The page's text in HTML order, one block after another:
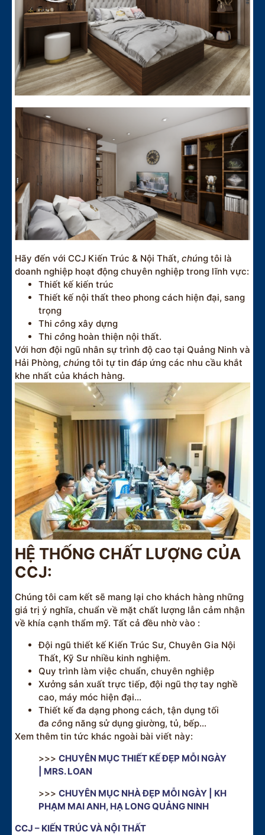
Hãy đến với CCJ Kiến Trúc & Nội Thất, chúng tôi là
doanh nghiệp hoạt động chuyên nghiệp trong lĩnh vực:
Thiết kế kiến trúc
Thiết kế nội thất theo phong cách hiện đại, sang
trọng
Thi công xây dựng
Thi công hoàn thiện nội thất.
Với hơn đội ngũ nhân sự trình độ cao tại Quảng Ninh và
Hải Phòng, chúng tôi tự tin đáp ứng các nhu cầu khắt
khe nhất của khách hàng.
HỆ THỐNG CHẤT LƯỢNG CỦA
CCJ:
Chúng tôi cam kết sẽ mang lại cho khách hàng những
giá trị ý nghĩa, chuẩn về mặt chất lượng lẫn cảm nhận
về khía cạnh thẩm mỹ. Tất cả đều nhờ vào :
Đội ngũ thiết kế Kiến Trúc Sư, Chuyên Gia Nội
Thất, Kỹ Sư nhiều kinh nghiệm.
Quy trình làm việc chuẩn, chuyên nghiệp
Xưởng sản xuất trực tiếp, đội ngũ thợ tay nghề
cao, máy móc hiện đại…
Thiết kế đa dạng phong cách, tận dụng tối
đa công năng sử dụng giường, tủ, bếp…
Xem thêm tin tức khác ngoài bài viết này:
>>> CHUYÊN MỤC THIẾT KẾ ĐẸP MỖI NGÀY
| MRS. LOAN
>>> CHUYÊN MỤC NHÀ ĐẸP MỖI NGÀY | KH
PHẠM MAI ANH, HẠ LONG QUẢNG NINH
CCJ – KIẾN TRÚC VÀ NỘI THẤT